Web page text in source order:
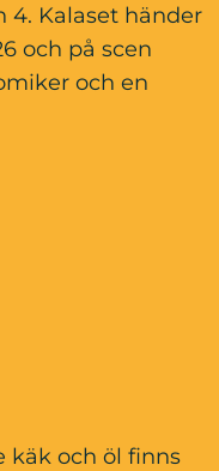
4. Kalaset händer
och på scen
och en
käk och öl finns